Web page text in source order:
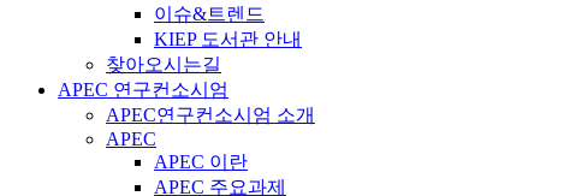
이슈&트렌드
KIEP 도서관 안내
찾아오시는길
APEC 연구컨소시엄
APEC연구컨소시엄 소개
APEC
APEC 이란
APEC 주요과제